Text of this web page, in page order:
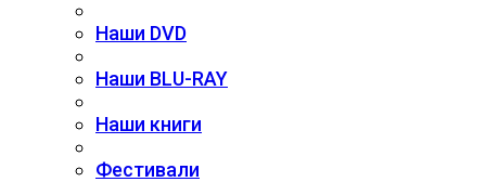
Наши DVD
Наши BLU-RAY
Наши книги
Фестивали